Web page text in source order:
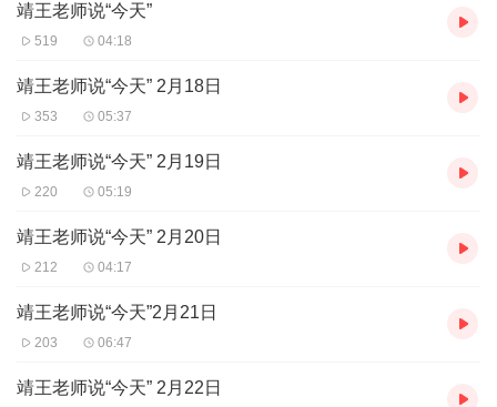
靖王老师说“今天”
519 04:18
靖王老师说“今天” 2月18日
353 05:37
靖王老师说“今天” 2月19日
220 05:19
靖王老师说“今天” 2月20日
212 04:17
靖王老师说“今天”2月21日
203 06:47
靖王老师说“今天” 2月22日